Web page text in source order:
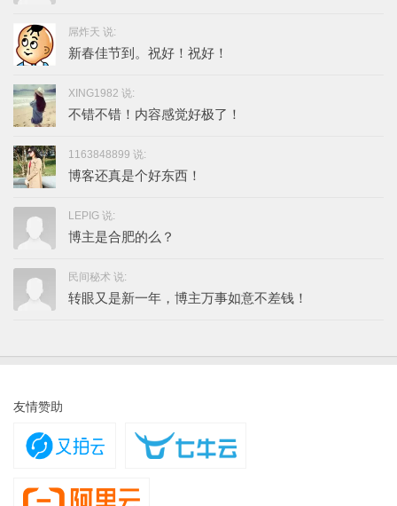
屌炸天 说:
新春佳节到。祝好！祝好！
XING1982 说:
不错不错！内容感觉好极了！
1163848899 说:
博客还真是个好东西！
LEPIG 说:
博主是合肥的么？
民间秘术 说:
转眼又是新一年，博主万事如意不差钱！
友情赞助